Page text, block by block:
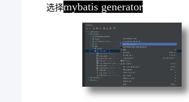
选择mybatis generator